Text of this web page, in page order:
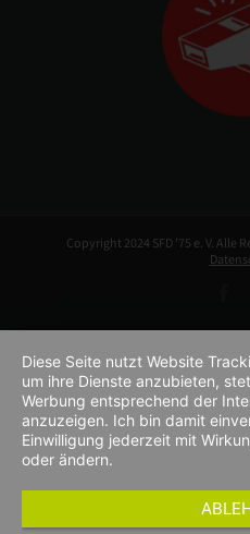
Copyright 2024 SFD '75 e. V. Alle
Diese Seite nutzt Website
um ihre Dienste anzubieten,
Werbung entsprechend der
anzuzeigen. Ich bin damit
Einwilligung jederzeit mit
oder ändern.